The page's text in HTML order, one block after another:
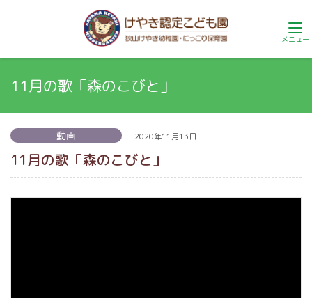
11月の歌「森のこびと」
動画 2020年11月13日
11月の歌「森のこびと」